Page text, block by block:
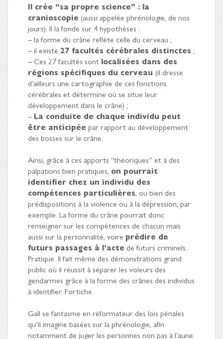
Il crée “sa propre science” : la
cranioscopie (aussi appelée phrénologie, de nos
jours). Il la fonde sur 4 hypothèses :
– la forme du crâne reflète celle du cerveau ;
– il existe 27 facultés cérébrales distinctes ;
– Ces 27 facultés sont localisées dans des
régions spécifiques du cerveau (il dresse
d’ailleurs une cartographie de ces fonctions
cérébrales et détermine où se situe leur
développement dans le crâne) ;
– La conduite de chaque individu peut
être anticipée par rapport au développement
des bosses sur le crâne.
Ainsi, grâce à ces apports “théoriques” et à des
palpations bien pratiques, on pourrait
identifier chez un individu des
compétences particulières, ou bien des
prédispositions à la violence ou à la dépression, par
exemple. La forme du crâne pourrait donc
renseigner sur les compétences de chacun mais
aussi sur la personnalité, voire prédire de
futurs passages à l’acte de futurs criminels.
Pratique. Il fait même des démonstrations grand
public où il réussit à séparer les voleurs des
gendarmes grâce à la forme des crânes des individus
à identifier. Fortiche.
Gall se fantasme en réformateur des lois pénales
qu’il imagine basées sur la phrénologie, afin
notamment de juger les personnes non pas à l’aune